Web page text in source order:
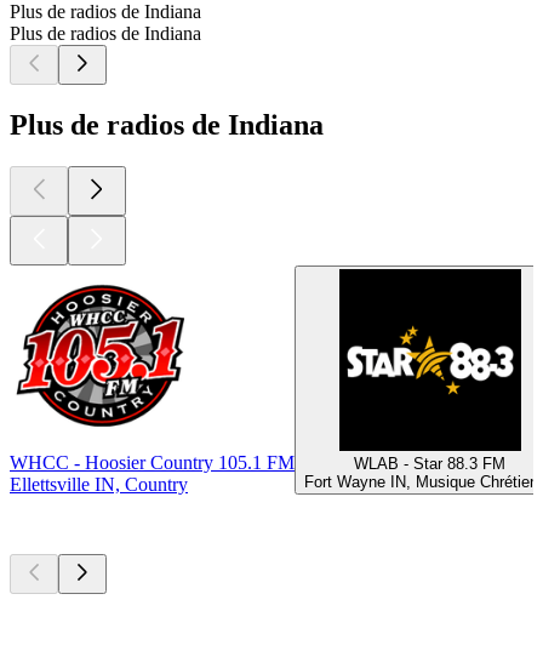
Plus de radios de Indiana
Plus de radios de Indiana
Plus de radios de Indiana
WHCC - Hoosier Country 105.1 FM
Ellettsville IN, Country
WLAB - Star 88.3 FM
Fort Wayne IN, Musique